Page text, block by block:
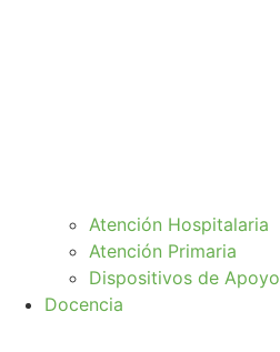
Atención Hospitalaria
Atención Primaria
Dispositivos de Apoyo
Docencia